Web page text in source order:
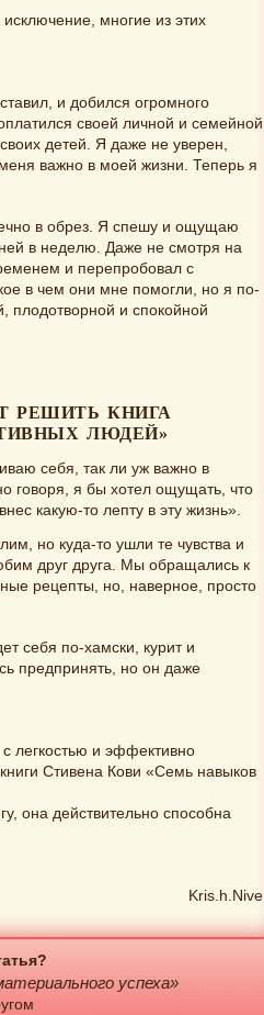
многие из этих
и добился огромного
своей личной и семейной
детей. Я даже не уверен,
важно в моей жизни. Теперь я
в обрез. Я спешу и ощущаю
в неделю. Даже не смотря на
и перепробовал с
в чем они мне помогли, но я по-
плодотворной и спокойной
РЕШИТЬ КНИГА
ЛЮДЕЙ»
себя, так ли уж важно в
говоря, я бы хотел ощущать, что
какую-то лепту в эту жизнь».
но куда-то ушли те чувства и
друг друга. Мы обращались к
рецепты, но, наверное, просто
себя по-хамски, курит и
предпринять, но он даже
легкостью и эффективно
Стивена Кови «Семь навыков
она действительно способна
Kris.h.Nive
успеха»